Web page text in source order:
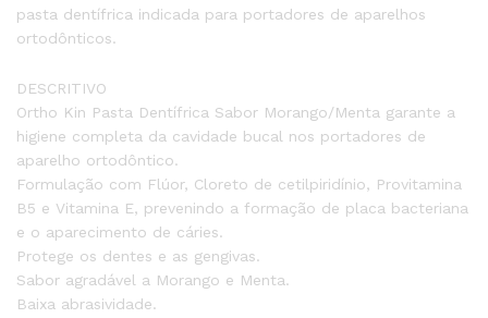
pasta dentífrica indicada para portadores de aparelhos
ortodônticos.
DESCRITIVO
Ortho Kin Pasta Dentífrica Sabor Morango/Menta garante a
higiene completa da cavidade bucal nos portadores de
aparelho ortodôntico.
Formulação com Flúor, Cloreto de cetilpiridínio, Provitamina
B5 e Vitamina E, prevenindo a formação de placa bacteriana
e o aparecimento de cáries.
Protege os dentes e as gengivas.
Sabor agradável a Morango e Menta.
Baixa abrasividade.